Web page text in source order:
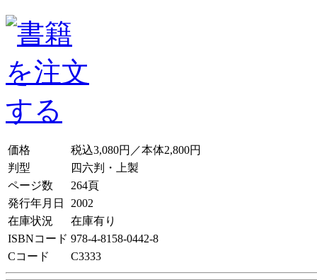
価格
税込3,080円／本体2,800円
判型
四六判・上製
ページ数
264頁
発行年月日
2002
在庫状況
在庫有り
ISBNコード 978-4-8158-0442-8
Cコード
C3333